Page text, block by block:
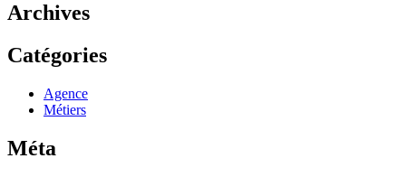
Archives
Catégories
Agence
Métiers
Méta